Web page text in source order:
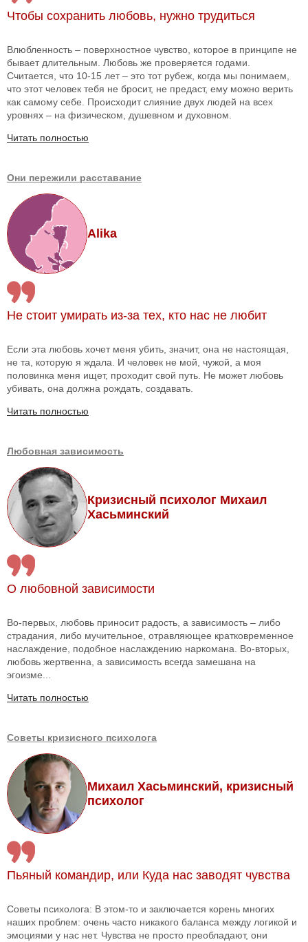
Чтобы сохранить любовь, нужно трудиться
Влюбленность – поверхностное чувство, которое в принципе не
бывает длительным. Любовь же проверяется годами.
Считается, что 10-15 лет – это тот рубеж, когда мы понимаем,
что этот человек тебя не бросит, не предаст, ему можно верить
как самому себе. Происходит слияние двух людей на всех
уровнях – на физическом, душевном и духовном.
Читать полностью
Они пережили расставание
Alika
Не стоит умирать из-за тех, кто нас не любит
Если эта любовь хочет меня убить, значит, она не настоящая,
не та, которую я ждала. И человек не мой, чужой, а моя
половинка меня ищет, проходит свой путь. Не может любовь
убивать, она должна рождать, создавать.
Читать полностью
Любовная зависимость
Кризисный психолог Михаил
Хасьминский
О любовной зависимости
Во-первых, любовь приносит радость, а зависимость – либо
страдания, либо мучительное, отравляющее кратковременное
наслаждение, подобное наслаждению наркомана. Во-вторых,
любовь жертвенна, а зависимость всегда замешана на
эгоизме...
Читать полностью
Советы кризисного психолога
Михаил Хасьминский, кризисный
психолог
Пьяный командир, или Куда нас заводят чувства
Советы психолога: В этом-то и заключается корень многих
наших проблем: очень часто никакого баланса между логикой и
эмоциями у нас нет. Чувства не просто преобладают, они